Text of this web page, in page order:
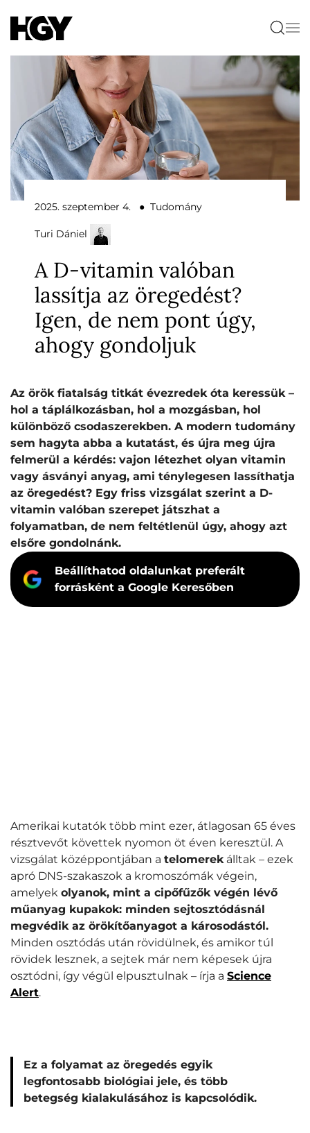
2025. szeptember 4. ● Tudomány
Turi Dániel
A D-vitamin valóban
lassítja az öregedést?
Igen, de nem pont úgy,
ahogy gondoljuk
Az örök fiatalság titkát évezredek óta keressük –
hol a táplálkozásban, hol a mozgásban, hol
különböző csodaszerekben. A modern tudomány
sem hagyta abba a kutatást, és újra meg újra
felmerül a kérdés: vajon létezhet olyan vitamin
vagy ásványi anyag, ami ténylegesen lassíthatja
az öregedést? Egy friss vizsgálat szerint a D-
vitamin valóban szerepet játszhat a
folyamatban, de nem feltétlenül úgy, ahogy azt
elsőre gondolnánk.
Beállíthatod oldalunkat preferált
forrásként a Google Keresőben
Amerikai kutatók több mint ezer, átlagosan 65 éves
résztvevőt követtek nyomon öt éven keresztül. A
vizsgálat középpontjában a telomerekálltak – ezek
apró DNS-szakaszok a kromoszómák végein,
amelyek olyanok, mint a cipőfűzők végén lévő
műanyag kupakok: minden sejtosztódásnál
megvédik az örökítőanyagot a károsodástól.
Minden osztódás után rövidülnek, és amikor túl
rövidek lesznek, a sejtek már nem képesek újra
osztódni, így végül elpusztulnak – írja a Science
Alert.
Ez a folyamat az öregedés egyik
legfontosabb biológiai jele, és több
betegség kialakulásához is kapcsolódik.